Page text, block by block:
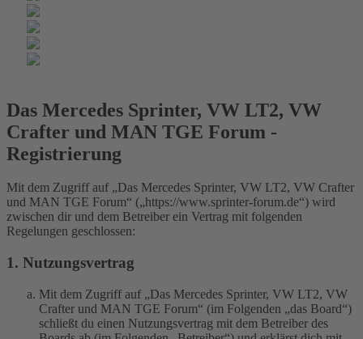
Das Mercedes Sprinter, VW LT2, VW
Crafter und MAN TGE Forum -
Registrierung
Mit dem Zugriff auf „Das Mercedes Sprinter, VW LT2, VW Crafter
und MAN TGE Forum“ („https://www.sprinter-forum.de“) wird
zwischen dir und dem Betreiber ein Vertrag mit folgenden
Regelungen geschlossen:
1. Nutzungsvertrag
Mit dem Zugriff auf „Das Mercedes Sprinter, VW LT2, VW
Crafter und MAN TGE Forum“ (im Folgenden „das Board“)
schließt du einen Nutzungsvertrag mit dem Betreiber des